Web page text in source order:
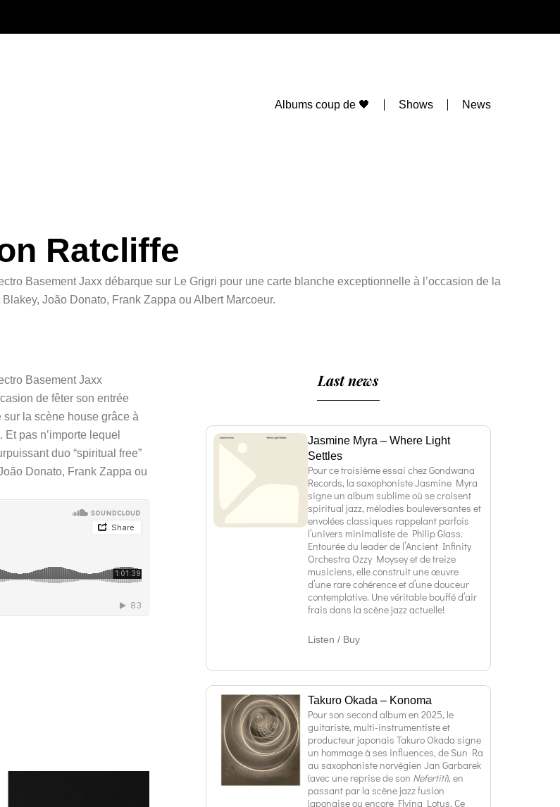
Albums coup de 🖤 Shows News
Ratcliffe
Basement Jaxx débarque sur Le Grigri pour une carte blanche exceptionnelle à l’occasion de la
João Donato, Frank Zappa ou Albert Marcoeur.
Basement Jaxx
de fêter son entrée
la scène house grâce à
pas n’importe lequel
duo “spiritual free”
Donato, Frank Zappa ou
Last news
Jasmine Myra – Where Light
Settles
Pour ce troisième essai chez Gondwana
Records, la saxophoniste Jasmine Myra
signe un album sublime où se croisent
spiritual jazz, mélodies bouleversantes et
envolées classiques rappelant parfois
l’univers minimaliste de Philip Glass.
Entourée du leader de l’Ancient Infinity
Orchestra Ozzy Moysey et de treize
musiciens, elle construit une œuvre
d’une rare cohérence et d’une douceur
contemplative. Une véritable bouffé d’air
frais dans la scène jazz actuelle!
Listen / Buy
Takuro Okada – Konoma
Pour son second album en 2025, le
guitariste, multi-instrumentiste et
producteur japonais Takuro Okada signe
un hommage à ses influences, de Sun Ra
au saxophoniste norvégien Jan Garbarek
(avec une reprise de son Nefertiti), en
passant par la scène jazz fusion
japonaise ou encore Flying Lotus. Ce